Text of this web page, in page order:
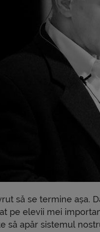
să se termine așa.
pe elevii mei
să apăr sistemul